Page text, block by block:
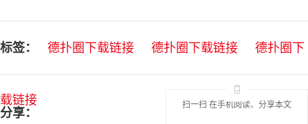
标签： 德扑圈下载链接 德扑圈下载链接 德扑圈下
载链接
分享：
扫一扫 在手机阅读、分享本文